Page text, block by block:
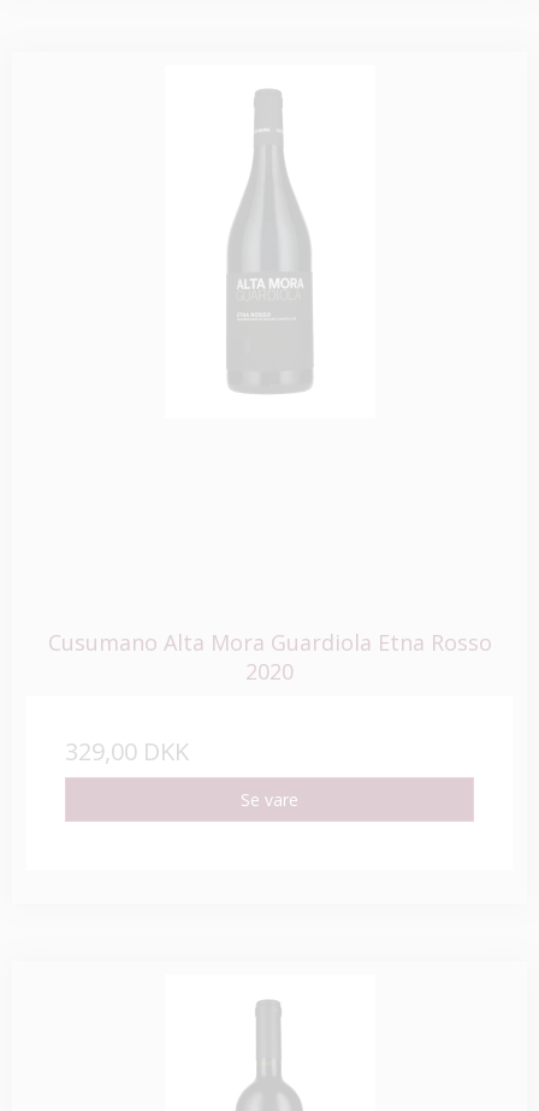
Cusumano Alta Mora Guardiola Etna Rosso
2020
329,00 DKK
Se vare